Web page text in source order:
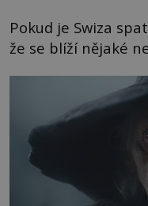
Pokud je Swiza
že se blíží nějaké